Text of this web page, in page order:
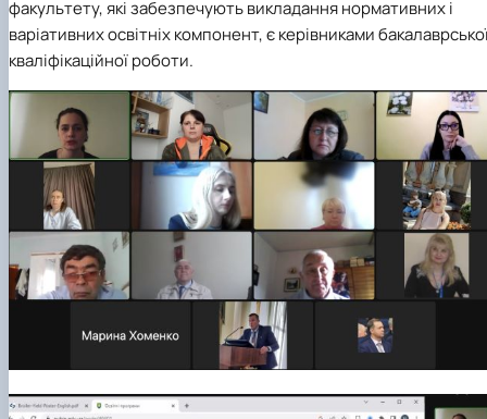
факультету, які забезпечують викладання нормативних і
варіативних освітніх компонент, є керівниками
кваліфікаційної роботи.